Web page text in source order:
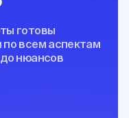
готовы
по всем аспектам
нюансов